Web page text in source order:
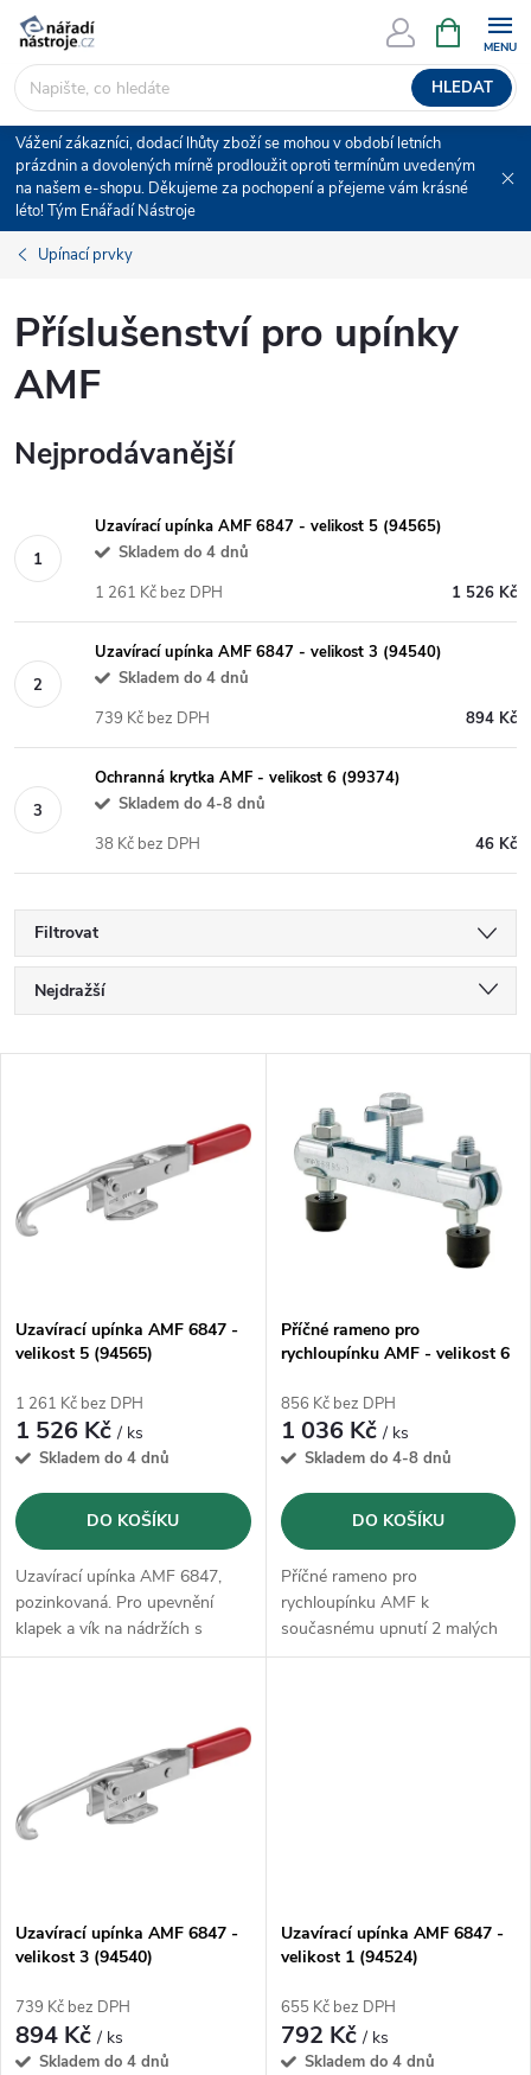
Přejít
obsah
HLEDAT
NÁKUPNÍ
KOŠÍK
Vážení zákazníci, dodací lhůty zboží se mohou v období letních
prázdnin a dovolených mírně prodloužit oproti termínům uvedeným
na našem e-shopu. Děkujeme za pochopení a přejeme vám krásné
léto! Tým Enářadí Nástroje
Upínací prvky
Příslušenství pro upínky
AMF
Nejprodávanější
Uzavírací upínka AMF 6847 - velikost 5 (94565)
Skladem do 4 dnů
1 526 Kč
1 261 Kč bez DPH
Uzavírací upínka AMF 6847 - velikost 3 (94540)
Skladem do 4 dnů
894 Kč
739 Kč bez DPH
Ochranná krytka AMF - velikost 6 (99374)
Skladem do 4-8 dnů
46 Kč
38 Kč bez DPH
Filtrovat
Ř
a
n
p
r
o
d
u
k
Nejdražší
p
i
s
p
r
o
d
u
k
ů
Uzavírací upínka AMF 6847 -
velikost 5 (94565)
1 261 Kč bez DPH
1 526 Kč/ ks
Skladem do 4 dnů
DO KOŠÍKU
Uzavírací upínka AMF 6847,
pozinkovaná. Pro upevnění
klapek a vík na nádržích s
přídržníkem (obj. č. 394500..).
Příčné rameno pro
rychloupínku AMF - velikost 6
856 Kč bez DPH
1 036 Kč/ ks
Skladem do 4-8 dnů
DO KOŠÍKU
Příčné rameno pro
rychloupínku AMF k
současnému upnutí 2 malých
obrobků a k bezpečnému a
Uzavírací upínka AMF 6847 -
velikost 3 (94540)
739 Kč bez DPH
894 Kč/ ks
Skladem do 4 dnů
Uzavírací upínka AMF 6847 -
velikost 1 (94524)
655 Kč bez DPH
792 Kč/ ks
Skladem do 4 dnů